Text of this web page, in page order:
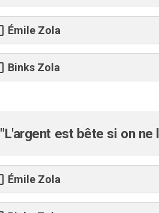
Émile Zola
Binks Zola
"L'argent est bête si on ne
Émile Zola